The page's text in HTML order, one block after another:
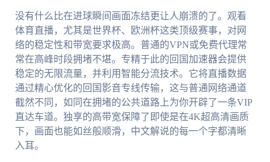
没有什么比在进球瞬间画面冻结更让人崩溃的了。观看
体育直播，尤其是世界杯、欧洲杯这类顶级赛事，对网
络的稳定性和带宽要求极高。普通的VPN或免费代理常
常在高峰时段拥堵不堪。专精于此的回国加速器会提供
稳定的无限流量，并利用智能分流技术。它将直播数据
通过精心优化的回国影音专线传输，这与普通网络通道
截然不同，如同在拥堵的公共道路上为你开辟了一条VIP
直达车道。独享的高带宽保障了即使是在4K超高清画质
下，画面也能如丝般顺滑，中文解说的每一个字都清晰
入耳。